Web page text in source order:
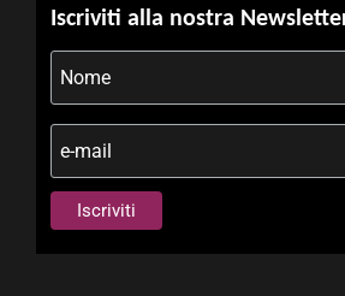
Iscriviti alla nostra